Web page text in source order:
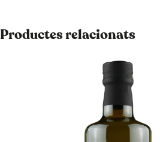
Productes relacionats